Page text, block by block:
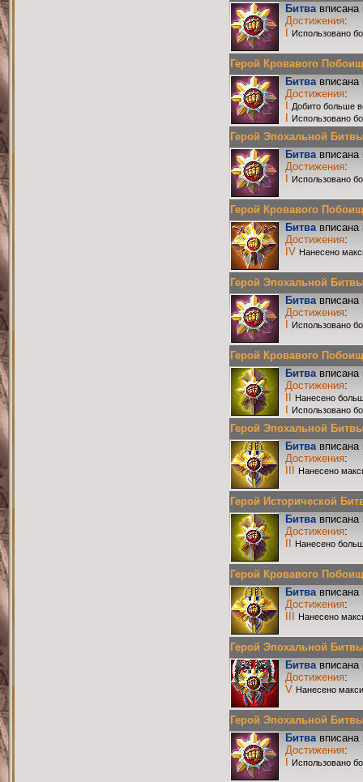
Битвавписана
Достижения:
Использовано
Герой Кровавого
Битвавписана
Достижения:
Добито больше
Использовано
Герой Эпохальной
Битвавписана
Достижения:
Использовано
Герой Кровавого
Битвавписана
Достижения:
IV Нанесено
Герой Эпохальной
Битвавписана
Достижения:
Использовано
Герой Кровавого
Битвавписана
Достижения:
Нанесено
Использовано
Герой Эпохальной
Битвавписана
Достижения:
Нанесено
Герой Исторической
Битвавписана
Достижения:
Нанесено
Герой Кровавого
Битвавписана
Достижения:
Нанесено
Герой Эпохальной
Битвавписана
Достижения:
V Нанесено
Герой Эпохальной
Битвавписана
Достижения:
Использовано